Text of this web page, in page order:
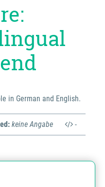
in German and English.
keine Angabe -